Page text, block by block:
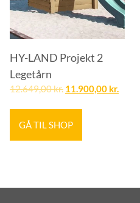
HY-LAND Projekt 2
Legetårn
12.649,00kr. 11.900,00 kr.
GÅ TIL SHOP